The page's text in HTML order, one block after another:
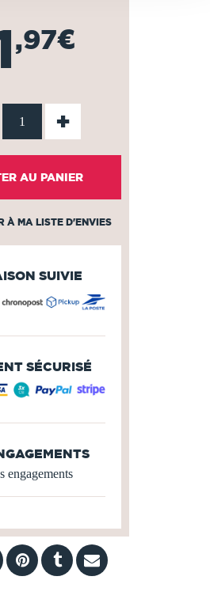
,97€
+
AU PANIER
À MA LISTE D'ENVIES
SUIVIE
SÉCURISÉ